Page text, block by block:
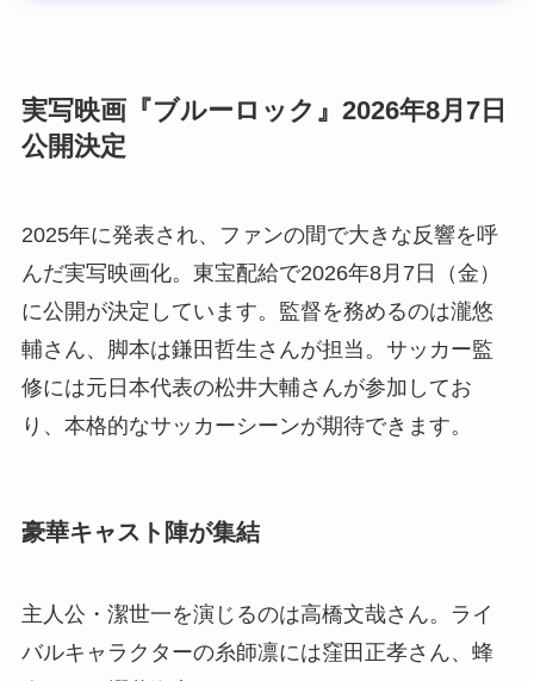
実写映画『ブルーロック』2026年8月7日
公開決定
2025年に発表され、ファンの間で大きな反響を呼
んだ実写映画化。東宝配給で2026年8月7日（金）
に公開が決定しています。監督を務めるのは瀧悠
輔さん、脚本は鎌田哲生さんが担当。サッカー監
修には元日本代表の松井大輔さんが参加してお
り、本格的なサッカーシーンが期待できます。
豪華キャスト陣が集結
主人公・潔世一を演じるのは高橋文哉さん。ライ
バルキャラクターの糸師凛には窪田正孝さん、蜂